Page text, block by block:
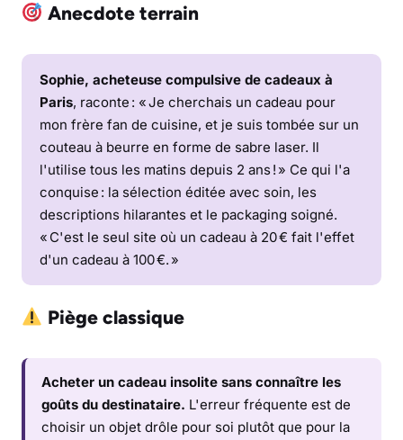
Anecdote terrain
Sophie, acheteuse compulsive de cadeaux à
Paris, raconte : « Je cherchais un cadeau pour
mon frère fan de cuisine, et je suis tombée sur un
couteau à beurre en forme de sabre laser. Il
l'utilise tous les matins depuis 2 ans ! » Ce qui l'a
conquise : la sélection éditée avec soin, les
descriptions hilarantes et le packaging soigné.
« C'est le seul site où un cadeau à 20 € fait l'effet
d'un cadeau à 100 €. »
Piège classique
Acheter un cadeau insolite sans connaître les
goûts du destinataire. L'erreur fréquente est de
choisir un objet drôle pour soi plutôt que pour la